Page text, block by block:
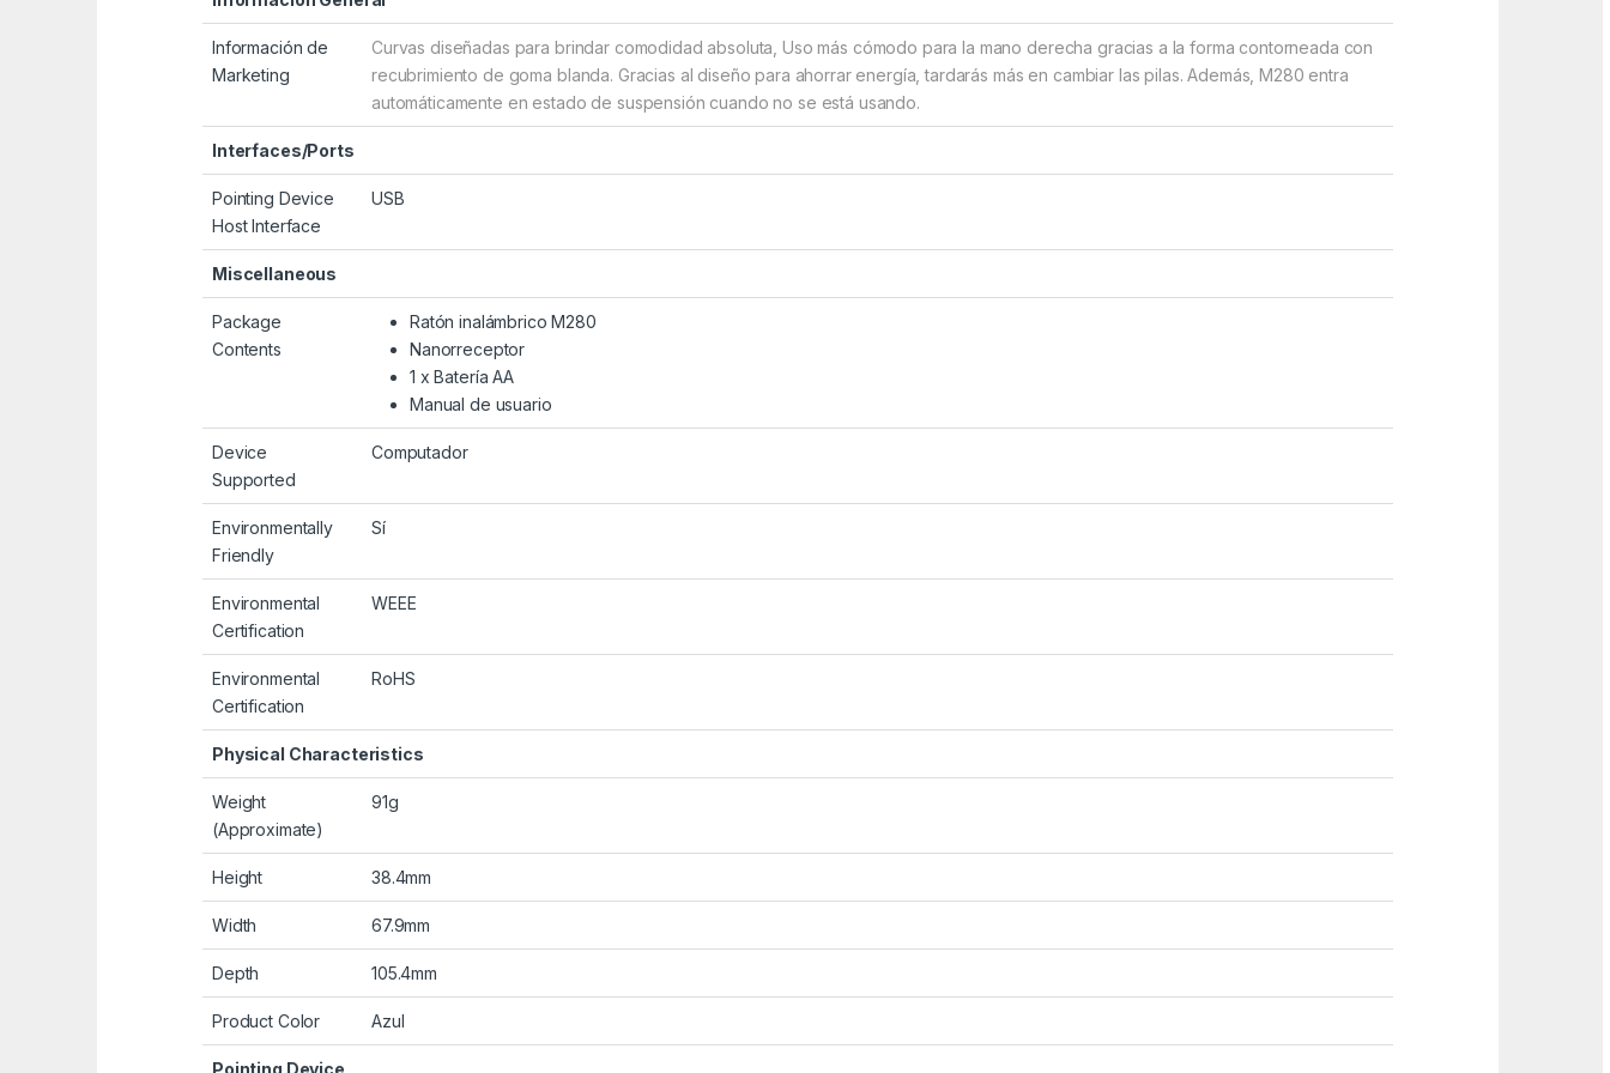
Información de
Marketing
Curvas diseñadas para brindar comodidad absoluta, Uso más cómodo para la mano derecha gracias a la forma contorneada con
recubrimiento de goma blanda. Gracias al diseño para ahorrar energía, tardarás más en cambiar las pilas. Además, M280 entra
automáticamente en estado de suspensión cuando no se está usando.
Interfaces/Ports
Pointing Device
Host Interface
USB
Miscellaneous
Package
Contents
Ratón inalámbrico M280
Nanorreceptor
1 x Batería AA
Manual de usuario
Device
Supported
Computador
Environmentally
Friendly
Sí
Environmental
Certification
WEEE
Environmental
Certification
RoHS
Physical Characteristics
Weight
(Approximate)
91g
Height 38.4mm
Width 67.9mm
Depth 105.4mm
Product Color Azul
Pointing Device